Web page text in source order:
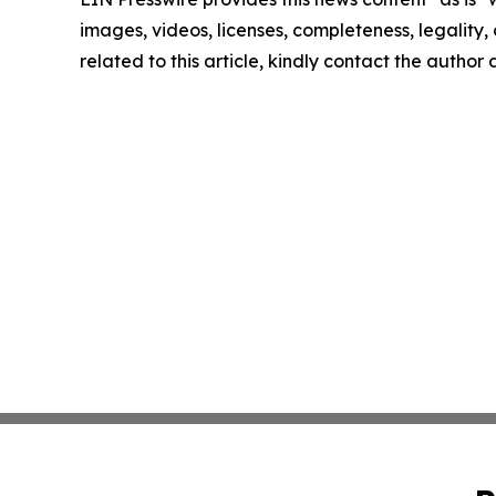
images, videos, licenses, completeness,
related to this article, kindly contact the author